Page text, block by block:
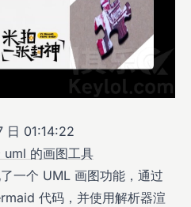
日 01:14:22
的画图工具
一个 UML 画图功能，通过
代码，并使用解析器渲